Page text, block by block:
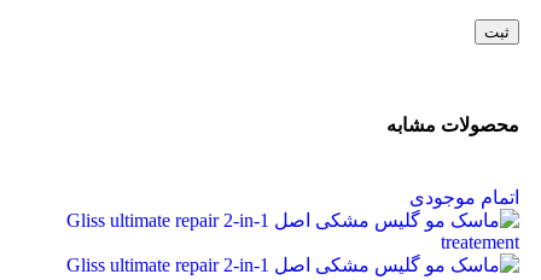
محصولات مشابه
اتمام موجودی